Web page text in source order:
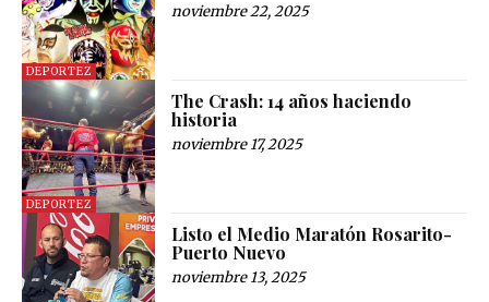
DEPORTEZ
noviembre 22, 2025
DEPORTEZ
The Crash: 14 años haciendo
historia
noviembre 17, 2025
Listo el Medio Maratón Rosarito-
Puerto Nuevo
noviembre 13, 2025